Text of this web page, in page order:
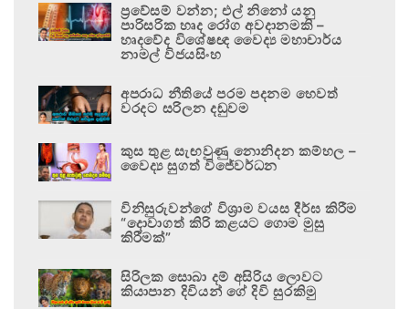
ප්‍රවේසම් වන්න; එල් නිනෝ යනු
පාරිසරික හෘද රෝග අවදානමකි –
හෘදවේද විශේෂඥ වෛද්‍ය මහාචාර්ය
නාමල් විජයසිංහ
අපරාධ නීතියේ පරම පදනම හෙවත්
වරදට සරිලන දඬුවම
කුස තුළ සැඟවුණු නොනිදන කම්හල –
වෛද්‍ය සුගත් විජේවර්ධන
විනිසුරුවන්ගේ විශ්‍රාම වයස දීර්ඝ කිරීම
“දොවාගත් කිරි කළයට ගොම මුසු
කිරීමක්”
සිරිලක සොබා දම් අසිරිය ලොවට
කියාපාන දිවියන් ගේ දිවි සුරකිමු